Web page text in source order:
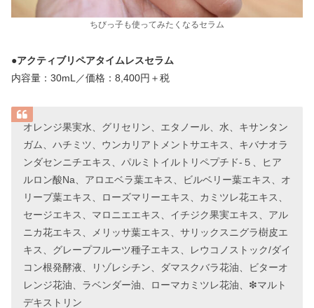
ちびっ子も使ってみたくなるセラム
●アクティブリペアタイムレスセラム
内容量：30mL／価格：8,400円＋税
オレンジ果実水、グリセリン、エタノール、水、キサンタン
ガム、ハチミツ、ウンカリアトメントサエキス、キバナオラ
ンダセンニチエキス、パルミトイルトリペプチド-５、ヒア
ルロン酸Na、アロエベラ葉エキス、ビルベリー葉エキス、オ
リーブ葉エキス、ローズマリーエキス、カミツレ花エキス、
セージエキス、マロニエエキス、イチジク果実エキス、アル
ニカ花エキス、メリッサ葉エキス、サリックスニグラ樹皮エ
キス、グレープフルーツ種子エキス、レウコノストック/ダイ
コン根発酵液、リゾレシチン、ダマスクバラ花油、ビターオ
レンジ花油、ラベンダー油、ローマカミツレ花油、❇︎マルト
デキストリン